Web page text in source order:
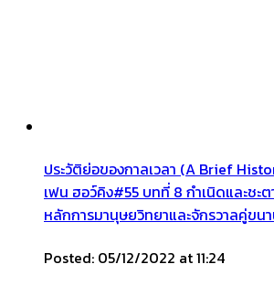
ประวัติย่อของกาลเวลา (A Brief
เฟน ฮอว์คิง#55 บทที่ 8 กำเนิดและชะ
หลักการมานุษยวิทยาและจักรวาลคู่ขน
Posted: 05/12/2022 at 11:24